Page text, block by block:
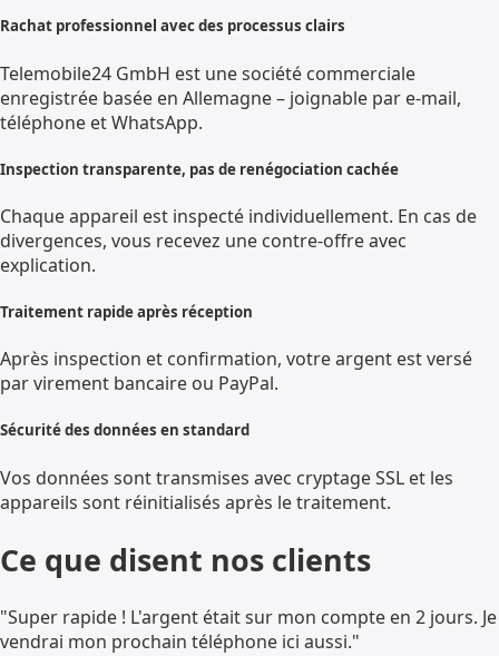
Rachat professionnel avec des processus clairs
Telemobile24 GmbH est une société commerciale
enregistrée basée en Allemagne – joignable par e-mail,
téléphone et WhatsApp.
Inspection transparente, pas de renégociation cachée
Chaque appareil est inspecté individuellement. En cas de
divergences, vous recevez une contre-offre avec
explication.
Traitement rapide après réception
Après inspection et confirmation, votre argent est versé
par virement bancaire ou PayPal.
Sécurité des données en standard
Vos données sont transmises avec cryptage SSL et les
appareils sont réinitialisés après le traitement.
Ce que disent nos clients
"Super rapide ! L'argent était sur mon compte en 2 jours. Je
vendrai mon prochain téléphone ici aussi."